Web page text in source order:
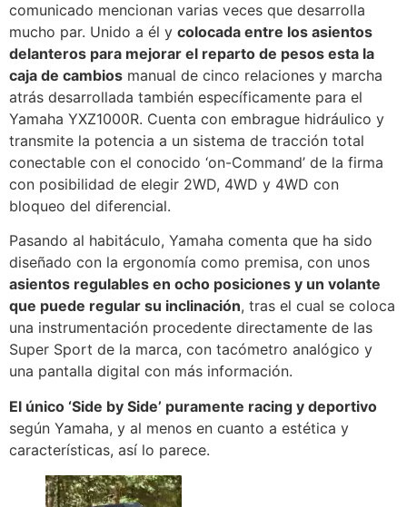
comunicado mencionan varias veces que desarrolla
mucho par. Unido a él y colocada entre los asientos
delanteros para mejorar el reparto de pesos esta la
caja de cambios manual de cinco relaciones y marcha
atrás desarrollada también específicamente para el
Yamaha YXZ1000R. Cuenta con embrague hidráulico y
transmite la potencia a un sistema de tracción total
conectable con el conocido ‘on-Command’ de la firma
con posibilidad de elegir 2WD, 4WD y 4WD con
bloqueo del diferencial.
Pasando al habitáculo, Yamaha comenta que ha sido
diseñado con la ergonomía como premisa, con unos
asientos regulables en ocho posiciones y un volante
que puede regular su inclinación, tras el cual se coloca
una instrumentación procedente directamente de las
Super Sport de la marca, con tacómetro analógico y
una pantalla digital con más información.
El único ‘Side by Side’ puramente racing y deportivo
según Yamaha, y al menos en cuanto a estética y
características, así lo parece.